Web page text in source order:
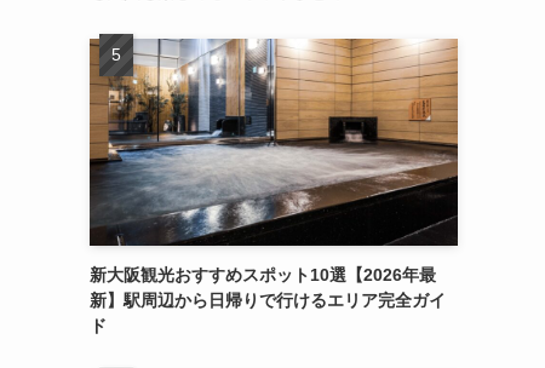
新大阪観光おすすめスポット10選【2026年最
新】駅周辺から日帰りで行けるエリア完全ガイ
ド